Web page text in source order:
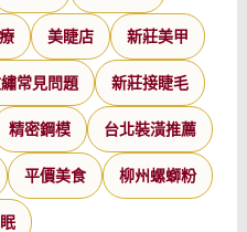
美睫店 新莊美甲
常見問題 新莊接睫毛
精密鋼模 台北裝潢推薦
平價美食 柳州螺螄粉